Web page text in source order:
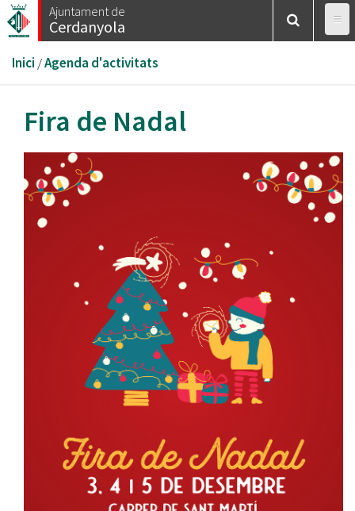
Vés
al
Ajuntament de
Cerdanyola
Esteu
aquí
Inici /Agenda d'activitats
Fira de Nadal